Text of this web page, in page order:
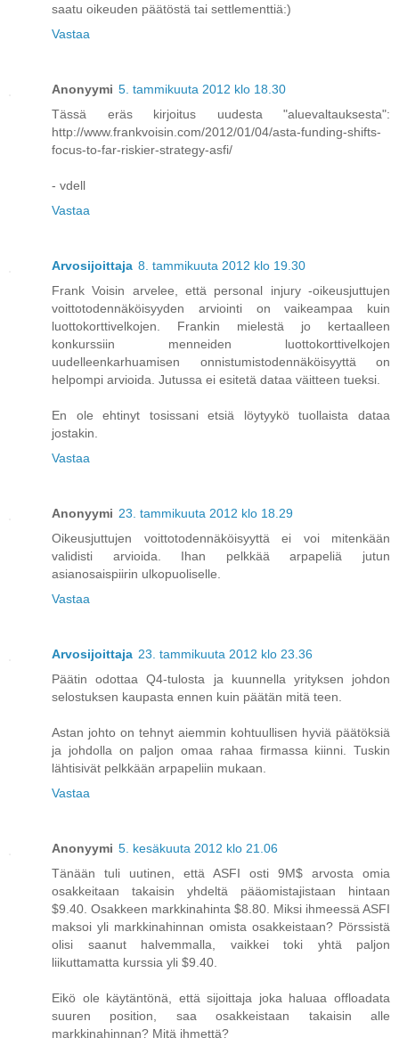
saatu oikeuden päätöstä tai settlementtiä:)
Vastaa
Anonyymi 5. tammikuuta 2012 klo 18.30
Tässä eräs kirjoitus uudesta "aluevaltauksesta":
http://www.frankvoisin.com/2012/01/04/asta-funding-shifts-
focus-to-far-riskier-strategy-asfi/
- vdell
Vastaa
Arvosijoittaja 8. tammikuuta 2012 klo 19.30
Frank Voisin arvelee, että personal injury -oikeusjuttujen
voittotodennäköisyyden arviointi on vaikeampaa kuin
luottokorttivelkojen. Frankin mielestä jo kertaalleen
konkurssiin menneiden luottokorttivelkojen
uudelleenkarhuamisen onnistumistodennäköisyyttä on
helpompi arvioida. Jutussa ei esitetä dataa väitteen tueksi.
En ole ehtinyt tosissani etsiä löytyykö tuollaista dataa
jostakin.
Vastaa
Anonyymi 23. tammikuuta 2012 klo 18.29
Oikeusjuttujen voittotodennäköisyyttä ei voi mitenkään
validisti arvioida. Ihan pelkkää arpapeliä jutun
asianosaispiirin ulkopuoliselle.
Vastaa
Arvosijoittaja 23. tammikuuta 2012 klo 23.36
Päätin odottaa Q4-tulosta ja kuunnella yrityksen johdon
selostuksen kaupasta ennen kuin päätän mitä teen.
Astan johto on tehnyt aiemmin kohtuullisen hyviä päätöksiä
ja johdolla on paljon omaa rahaa firmassa kiinni. Tuskin
lähtisivät pelkkään arpapeliin mukaan.
Vastaa
Anonyymi 5. kesäkuuta 2012 klo 21.06
Tänään tuli uutinen, että ASFI osti 9M$ arvosta omia
osakkeitaan takaisin yhdeltä pääomistajistaan hintaan
$9.40. Osakkeen markkinahinta $8.80. Miksi ihmeessä ASFI
maksoi yli markkinahinnan omista osakkeistaan? Pörssistä
olisi saanut halvemmalla, vaikkei toki yhtä paljon
liikuttamatta kurssia yli $9.40.
Eikö ole käytäntönä, että sijoittaja joka haluaa offloadata
suuren position, saa osakkeistaan takaisin alle
markkinahinnan? Mitä ihmettä?